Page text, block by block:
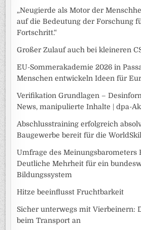
„Neugierde als Motor der
auf die Bedeutung der Forschung
Fortschritt.“
Großer Zulauf auch bei kleineren
EU-Sommerakademie 2026 in
Menschen entwickeln Ideen für
Verifikation Grundlagen –
News, manipulierte Inhalte | dpa-
Abschlusstraining erfolgreich
Baugewerbe bereit für die
Umfrage des Meinungsbarometers
Deutliche Mehrheit für ein
Bildungssystem
Hitze beeinflusst Fruchtbarkeit
Sicher unterwegs mit Vierbeinern:
beim Transport an